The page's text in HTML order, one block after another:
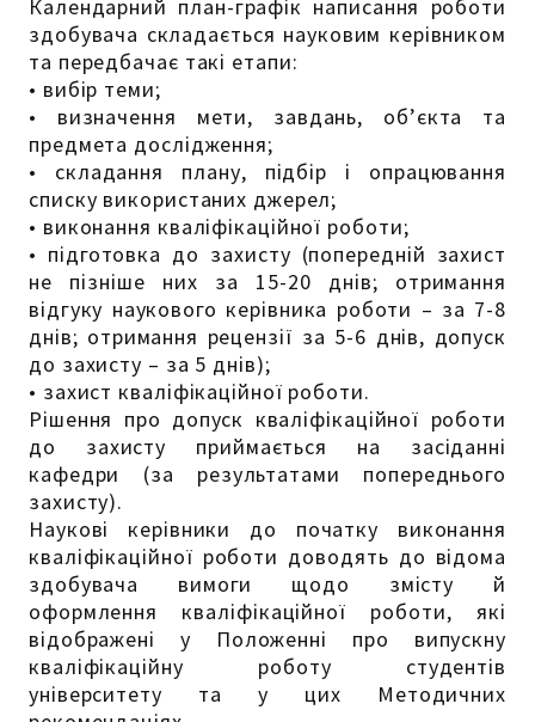
Календарний план-графік написання роботи
здобувача складається науковим керівником
та передбачає такі етапи:
• вибір теми;
• визначення мети, завдань, об’єкта та
предмета дослідження;
• складання плану, підбір і опрацювання
списку використаних джерел;
• виконання кваліфікаційної роботи;
• підготовка до захисту (попередній захист
не пізніше них за 15-20 днів; отримання
відгуку наукового керівника роботи – за 7-8
днів; отримання рецензії за 5-6 днів, допуск
до захисту – за 5 днів);
• захист кваліфікаційної роботи.
Рішення про допуск кваліфікаційної роботи
до захисту приймається на засіданні
кафедри (за результатами попереднього
захисту).
Наукові керівники до початку виконання
кваліфікаційної роботи доводять до відома
здобувача вимоги щодо змісту й
оформлення кваліфікаційної роботи, які
відображені у Положенні про випускну
кваліфікаційну роботу студентів
університету та у цих Методичних